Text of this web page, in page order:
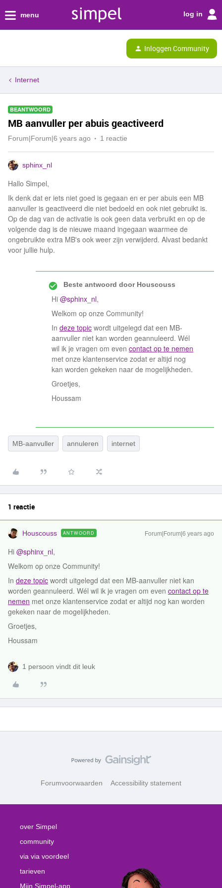
menu log in
Inloggen Community
Internet
BEANTWOORD
MB aanvuller per abuis geactiveerd
Forum|Forum|6 years ago 1 reactie
sphinx_nl
Hallo Simpel,
Ik denk dat er iets niet goed is gegaan en er per abuis een MB
aanvuller is geactiveerd die niet bedoeld en ook niet gebruikt is.
Op de dag van de activatie is ook geen data verbruikt en op de
volgende dag is de nieuwe maand ingegaan waarmee de
ongebruikte extra MB's ook weer zijn verwijderd. Alvast bedankt
voor jullie hulp.
Beste antwoord doorHouscouss
Hi @sphinx_nl,
Welkom op onze Community!
In deze topic wordt uitgelegd dat een MB-
aanvuller niet kan worden geannuleerd. Wél
wil ik je vragen om even contact op te nemen
met onze klantenservice zodat er altijd nog
kan worden gekeken naar de mogelijkheden.
Groetjes,
Houssam
MB-aanvuller annuleren internet
1 reactie
Houscouss ANTWOORD Forum|Forum|6 years ago
Hi @sphinx_nl,
Welkom op onze Community!
In deze topic wordt uitgelegd dat een MB-aanvuller niet kan
worden geannuleerd. Wél wil ik je vragen om even contact op te
nemen met onze klantenservice zodat er altijd nog kan worden
gekeken naar de mogelijkheden.
Groetjes,
Houssam
1 persoon vindt dit leuk
Forumvoorwaarden Accessibility statement
over Simpel
community
via via voordeel
tarieven
Mijn Simpel-app